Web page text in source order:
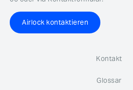
Airlock kontaktieren
Kontakt
Glossar